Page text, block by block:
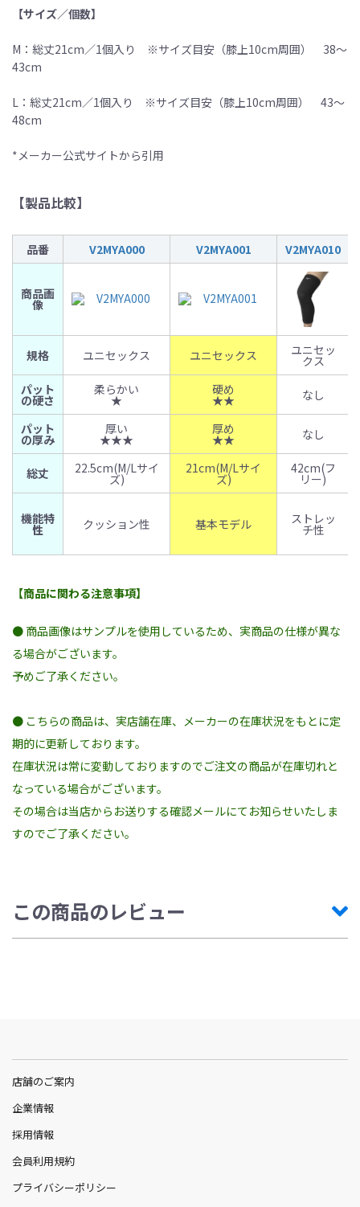
【サイズ／個数】
M：総丈21cm／1個入り ※サイズ目安（膝上10cm周囲） 38〜
43cm
L：総丈21cm／1個入り ※サイズ目安（膝上10cm周囲） 43〜
48cm
*メーカー公式サイトから引用
【製品比較】
品番 V2MYA000 V2MYA001 V2MYA010
商品画
像
規格 ユニセックス ユニセックス ユニセッ
クス
パット
の硬さ
柔らかい
★
硬め
★★ なし
パット
の厚み
厚い
★★★
厚め
★★ なし
総丈 22.5cm(M/Lサイ
ズ)
21cm(M/Lサイ
ズ)
42cm(フ
リー)
機能特
性 クッション性 基本モデル ストレッ
チ性
【商品に関わる注意事項】
● 商品画像はサンプルを使用しているため、実商品の仕様が異な
る場合がございます。
予めご了承ください。
● こちらの商品は、実店舗在庫、メーカーの在庫状況をもとに定
期的に更新しております。
在庫状況は常に変動しておりますのでご注文の商品が在庫切れと
なっている場合がございます。
その場合は当店からお送りする確認メールにてお知らせいたしま
すのでご了承ください。
この商品のレビュー
店舗のご案内
企業情報
採用情報
会員利用規約
プライバシーポリシー